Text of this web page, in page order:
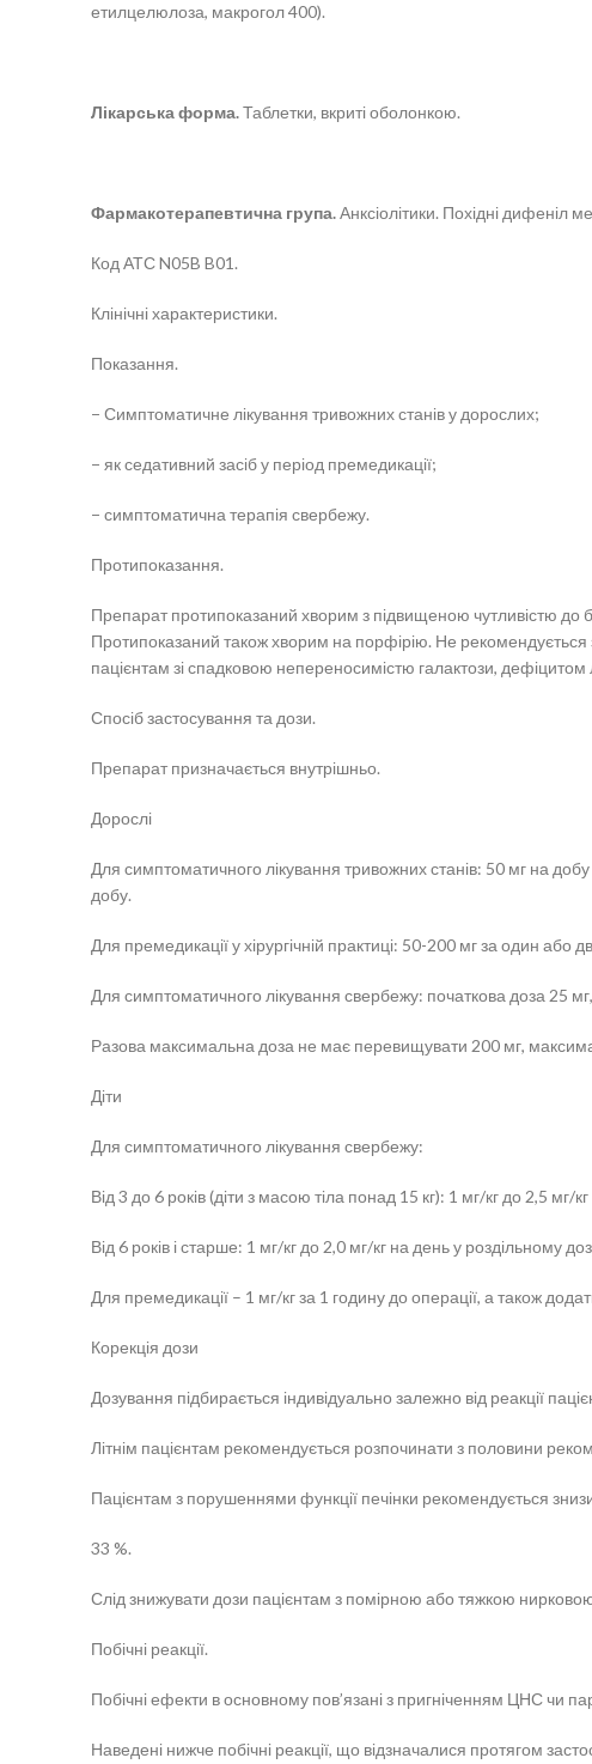
етилцелюлоза, макрогол 400).
Лікарська форма.Таблетки, вкриті оболонкою.
Фармакотерапевтична група.Анксіолітики. Похідні дифеніл
Код АТС N05B B01.
Клінічні характеристики.
Показання.
− Симптоматичне лікування тривожних станів у дорослих;
− як седативний засіб у період премедикації;
− симптоматична терапія свербежу.
Протипоказання.
Препарат протипоказаний хворим з підвищеною чутливістю до
Протипоказаний також хворим на порфірію. Не рекомендується
пацієнтам зі спадковою непереносимістю галактози,
Спосіб застосування та дози.
Препарат призначається внутрішньо.
Дорослі
Для симптоматичного лікування тривожних станів: 50 мг на
добу.
Для премедикації у хірургічній практиці: 50-200 мг за один
Для симптоматичного лікування свербежу: початкова доза 25
Разова максимальна доза не має перевищувати 200 мг,
Діти
Для симптоматичного лікування свербежу:
Від 3 до 6 років (діти з масою тіла понад 15 кг): 1 мг/кг до 2,5 мг/
Від 6 років і старше: 1 мг/кг до 2,0 мг/кг на день у роздільному
Для премедикації – 1 мг/кг за 1 годину до операції, а також
Корекція дози
Дозування підбирається індивідуально залежно від реакції
Літнім пацієнтам рекомендується розпочинати з половини
Пацієнтам з порушеннями функції печінки рекомендується
33 %.
Слід знижувати дози пацієнтам з помірною або тяжкою
Побічні реакції.
Побічні ефекти в основному пов’язані з пригніченням ЦНС чи
Наведені нижче побічні реакції, що відзначалися протягом